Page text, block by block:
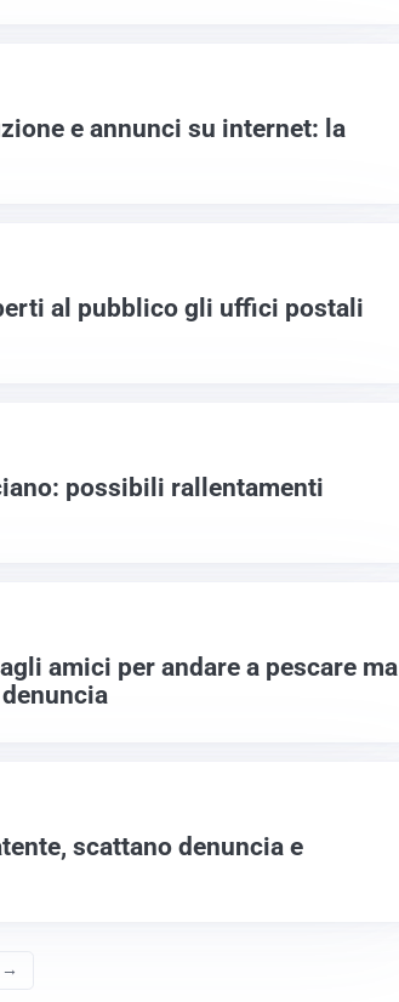
e annunci su internet: la
al pubblico gli uffici postali
possibili rallentamenti
amici per andare a pescare ma
scattano denuncia e
→